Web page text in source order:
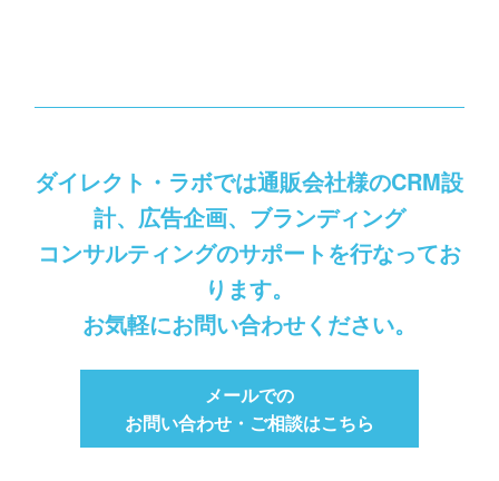
ダイレクト・ラボでは通販会社様のCRM設
計、広告企画、ブランディング
コンサルティングのサポートを行なってお
ります。
お気軽にお問い合わせください。
メールでの
お問い合わせ・ご相談はこちら